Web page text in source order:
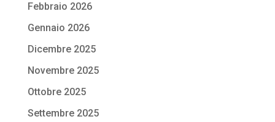
Febbraio 2026
Gennaio 2026
Dicembre 2025
Novembre 2025
Ottobre 2025
Settembre 2025